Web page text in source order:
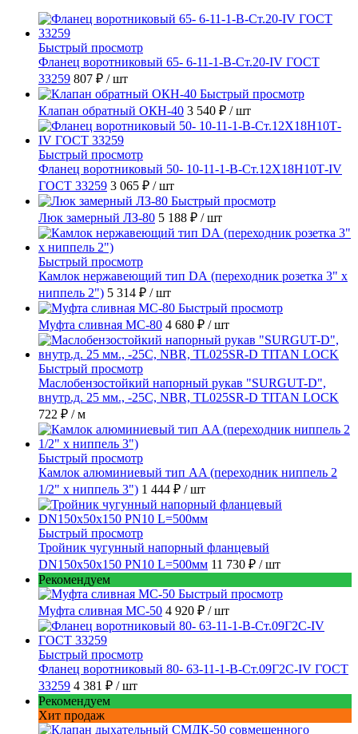
Быстрый просмотр
Фланец воротниковый 65- 6-11-1-B-Ст.20-IV ГОСТ
33259 807 ₽ / шт
Быстрый просмотр
Клапан обратный ОКН-40 3 540 ₽ / шт
Быстрый просмотр
Фланец воротниковый 50- 10-11-1-B-Ст.12Х18Н10Т-IV
ГОСТ 33259 3 065 ₽ / шт
Быстрый просмотр
Люк замерный ЛЗ-80 5 188 ₽ / шт
Быстрый просмотр
Камлок нержавеющий тип DА (переходник розетка 3" х
ниппель 2") 5 314 ₽ / шт
Быстрый просмотр
Муфта сливная МС-80 4 680 ₽ / шт
Быстрый просмотр
Маслобензостойкий напорный рукав "SURGUT-D",
внутр.д. 25 мм., -25C, NBR, TL025SR-D TITAN LOCK
722 ₽ / м
Быстрый просмотр
Камлок алюминиевый тип AA (переходник ниппель 2
1/2" х ниппель 3") 1 444 ₽ / шт
Быстрый просмотр
Тройник чугунный напорный фланцевый
DN150х50х150 PN10 L=500мм 11 730 ₽ / шт
Рекомендуем
Быстрый просмотр
Муфта сливная МС-50 4 920 ₽ / шт
Быстрый просмотр
Фланец воротниковый 80- 63-11-1-B-Ст.09Г2С-IV ГОСТ
33259 4 381 ₽ / шт
Рекомендуем
Хит продаж